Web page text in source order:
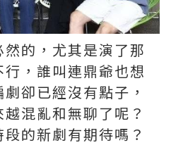
的，尤其是演了那
，誰叫連鼎爺也想
卻已經沒有點子，
混亂和無聊了呢？
的新劇有期待嗎？